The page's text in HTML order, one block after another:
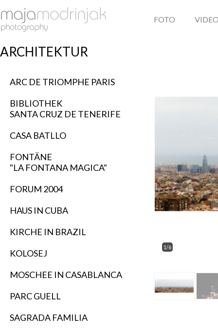
FOTO
ARCHITEKTUR
ARC DE TRIOMPHE PARIS
BIBLIOTHEK
SANTA CRUZ DE TENERIFE
CASA BATLLO
FONTÄNE
"LA FONTANA MAGICA"
FORUM 2004
HAUS IN CUBA
KIRCHE IN BRAZIL
KOLOSEJ
MOSCHEE IN CASABLANCA
PARC GUELL
SAGRADA FAMILIA
1/6